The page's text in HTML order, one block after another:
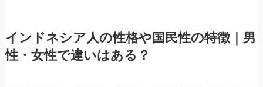
インドネシア人の性格や国民性の特徴｜男
性・女性で違いはある？